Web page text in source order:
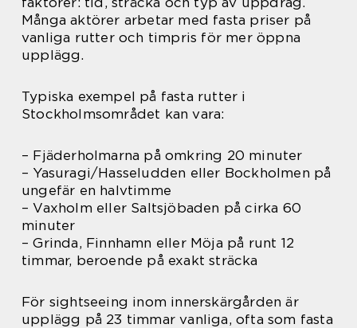
Många aktörer arbetar med fasta priser på
vanliga rutter och timpris för mer öppna
upplägg.
Typiska exempel på fasta rutter i
Stockholmsområdet kan vara:
– Fjäderholmarna på omkring 20 minuter
– Yasuragi/Hasseludden eller Bockholmen på
ungefär en halvtimme
– Vaxholm eller Saltsjöbaden på cirka 60
minuter
– Grinda, Finnhamn eller Möja på runt 12
timmar, beroende på exakt sträcka
För sightseeing inom innerskärgården är
upplägg på 23 timmar vanliga, ofta som fasta